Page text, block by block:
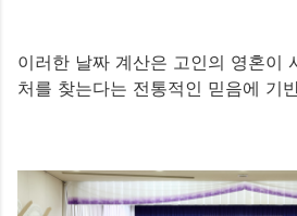
이러한 날짜 계산은 고인의 영혼이
처를 찾는다는 전통적인 믿음에 기